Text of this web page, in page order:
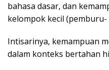
bahasa dasar, dan
kelompok kecil
Intisarinya, kemampuan
dalam konteks bertahan